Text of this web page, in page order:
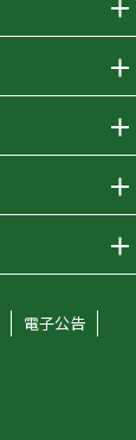
電子公告